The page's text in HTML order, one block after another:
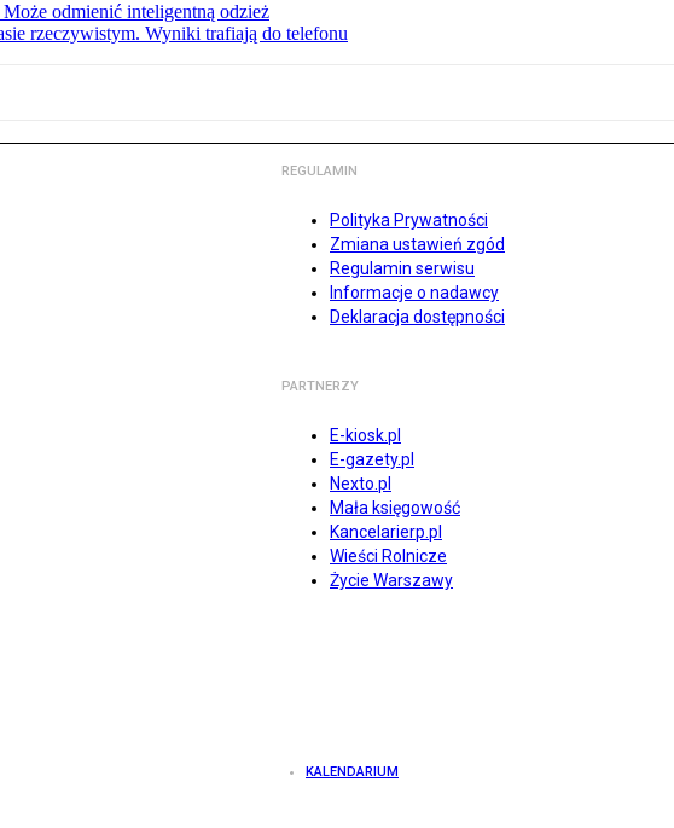
Może odmienić inteligentną odzież
rzeczywistym. Wyniki trafiają do telefonu
REGULAMIN
Polityka Prywatności
Zmiana ustawień zgód
Regulamin serwisu
Informacje o nadawcy
Deklaracja dostępności
PARTNERZY
E-kiosk.pl
E-gazety.pl
Nexto.pl
Mała księgowość
Kancelarierp.pl
Wieści Rolnicze
Życie Warszawy
KALENDARIUM